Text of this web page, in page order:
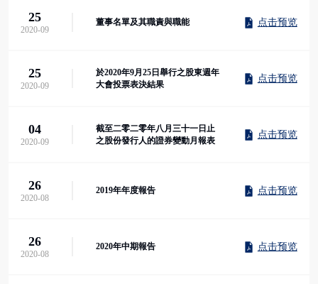
25
2020-09
董事名單及其職責與職能 点击预览
25
2020-09
於2020年9月25日舉行之股東週年
大會投票表決結果
点击预览
04
2020-09
截至二零二零年八月三十一日止
之股份發行人的證券變動月報表
点击预览
26
2020-08
2019年年度報告 点击预览
26
2020-08
2020年中期報告 点击预览